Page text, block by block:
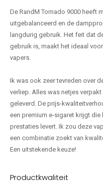
De RandM Tornado 9000 heeft
uitgebalanceerd en de
langdurig gebruik. Het feit dat
gebruik is, maakt het ideaal
vapers.
Ik was ook zeer tevreden over
verliep. Alles was netjes
geleverd. De prijs-
een premium e-sigaret krijgt
prestaties levert. Ik zou deze
een combinatie zoekt van
Een uitstekende keuze!
Productkwaliteit